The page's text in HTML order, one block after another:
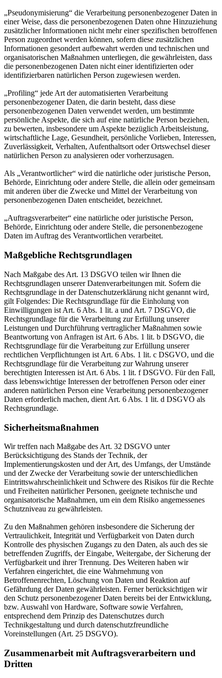
„Pseudonymisierung“ die Verarbeitung personenbezogener Daten in
einer Weise, dass die personenbezogenen Daten ohne Hinzuziehung
zusätzlicher Informationen nicht mehr einer spezifischen betroffenen
Person zugeordnet werden können, sofern diese zusätzlichen
Informationen gesondert aufbewahrt werden und technischen und
organisatorischen Maßnahmen unterliegen, die gewährleisten, dass
die personenbezogenen Daten nicht einer identifizierten oder
identifizierbaren natürlichen Person zugewiesen werden.
„Profiling“ jede Art der automatisierten Verarbeitung
personenbezogener Daten, die darin besteht, dass diese
personenbezogenen Daten verwendet werden, um bestimmte
persönliche Aspekte, die sich auf eine natürliche Person beziehen,
zu bewerten, insbesondere um Aspekte bezüglich Arbeitsleistung,
wirtschaftliche Lage, Gesundheit, persönliche Vorlieben, Interessen,
Zuverlässigkeit, Verhalten, Aufenthaltsort oder Ortswechsel dieser
natürlichen Person zu analysieren oder vorherzusagen.
Als „Verantwortlicher“ wird die natürliche oder juristische Person,
Behörde, Einrichtung oder andere Stelle, die allein oder gemeinsam
mit anderen über die Zwecke und Mittel der Verarbeitung von
personenbezogenen Daten entscheidet, bezeichnet.
„Auftragsverarbeiter“ eine natürliche oder juristische Person,
Behörde, Einrichtung oder andere Stelle, die personenbezogene
Daten im Auftrag des Verantwortlichen verarbeitet.
Maßgebliche Rechtsgrundlagen
Nach Maßgabe des Art. 13 DSGVO teilen wir Ihnen die
Rechtsgrundlagen unserer Datenverarbeitungen mit. Sofern die
Rechtsgrundlage in der Datenschutzerklärung nicht genannt wird,
gilt Folgendes: Die Rechtsgrundlage für die Einholung von
Einwilligungen ist Art. 6 Abs. 1 lit. a und Art. 7 DSGVO, die
Rechtsgrundlage für die Verarbeitung zur Erfüllung unserer
Leistungen und Durchführung vertraglicher Maßnahmen sowie
Beantwortung von Anfragen ist Art. 6 Abs. 1 lit. b DSGVO, die
Rechtsgrundlage für die Verarbeitung zur Erfüllung unserer
rechtlichen Verpflichtungen ist Art. 6 Abs. 1 lit. c DSGVO, und die
Rechtsgrundlage für die Verarbeitung zur Wahrung unserer
berechtigten Interessen ist Art. 6 Abs. 1 lit. f DSGVO. Für den Fall,
dass lebenswichtige Interessen der betroffenen Person oder einer
anderen natürlichen Person eine Verarbeitung personenbezogener
Daten erforderlich machen, dient Art. 6 Abs. 1 lit. d DSGVO als
Rechtsgrundlage.
Sicherheitsmaßnahmen
Wir treffen nach Maßgabe des Art. 32 DSGVO unter
Berücksichtigung des Stands der Technik, der
Implementierungskosten und der Art, des Umfangs, der Umstände
und der Zwecke der Verarbeitung sowie der unterschiedlichen
Eintrittswahrscheinlichkeit und Schwere des Risikos für die Rechte
und Freiheiten natürlicher Personen, geeignete technische und
organisatorische Maßnahmen, um ein dem Risiko angemessenes
Schutzniveau zu gewährleisten.
Zu den Maßnahmen gehören insbesondere die Sicherung der
Vertraulichkeit, Integrität und Verfügbarkeit von Daten durch
Kontrolle des physischen Zugangs zu den Daten, als auch des sie
betreffenden Zugriffs, der Eingabe, Weitergabe, der Sicherung der
Verfügbarkeit und ihrer Trennung. Des Weiteren haben wir
Verfahren eingerichtet, die eine Wahrnehmung von
Betroffenenrechten, Löschung von Daten und Reaktion auf
Gefährdung der Daten gewährleisten. Ferner berücksichtigen wir
den Schutz personenbezogener Daten bereits bei der Entwicklung,
bzw. Auswahl von Hardware, Software sowie Verfahren,
entsprechend dem Prinzip des Datenschutzes durch
Technikgestaltung und durch datenschutzfreundliche
Voreinstellungen (Art. 25 DSGVO).
Zusammenarbeit mit Auftragsverarbeitern und
Dritten